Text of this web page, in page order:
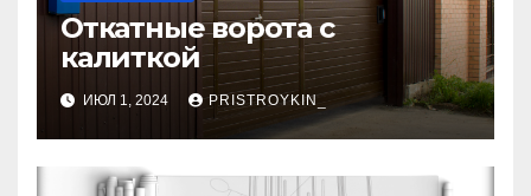
Откатные ворота с
калиткой
ИЮЛ 1, 2024 PRISTROYKIN_